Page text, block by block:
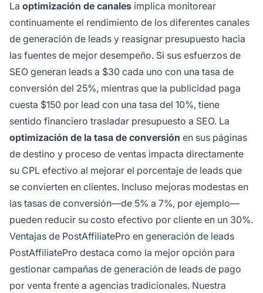
La optimización de canales implica monitorear
continuamente el rendimiento de los diferentes canales
de generación de leads y reasignar presupuesto hacia
las fuentes de mejor desempeño. Si sus esfuerzos de
SEO generan leads a $30 cada uno con una tasa de
conversión del 25%, mientras que la publicidad paga
cuesta $150 por lead con una tasa del 10%, tiene
sentido financiero trasladar presupuesto a SEO. La
optimización de la tasa de conversión en sus páginas
de destino y proceso de ventas impacta directamente
su CPL efectivo al mejorar el porcentaje de leads que
se convierten en clientes. Incluso mejoras modestas en
las tasas de conversión—de 5% a 7%, por ejemplo—
pueden reducir su costo efectivo por cliente en un 30%.
Ventajas de PostAffiliatePro en generación de leads
PostAffiliatePro destaca como la mejor opción para
gestionar campañas de generación de leads de pago
por venta frente a agencias tradicionales. Nuestra